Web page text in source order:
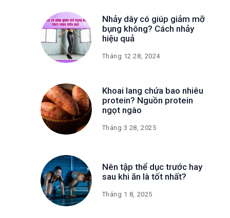
Nhảy dây có giúp giảm mỡ
bụng không? Cách nhảy
hiệu quả
Tháng 12 28, 2024
Khoai lang chứa bao nhiêu
protein? Nguồn protein
ngọt ngào
Tháng 3 28, 2025
Nên tập thể dục trước hay
sau khi ăn là tốt nhất?
Tháng 1 8, 2025